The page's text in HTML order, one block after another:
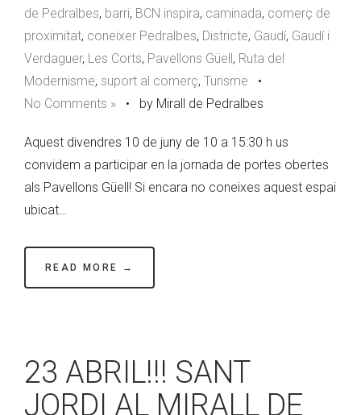
de Pedralbes, barri, BCN inspira, caminada, comerç de
proximitat, coneixer Pedralbes, Districte, Gaudí, Gaudí i
Verdaguer, Les Corts, Pavellons Güell, Ruta del
Modernisme, suport al comerç, Turisme •
No Comments » • by Mirall de Pedralbes
Aquest divendres 10 de juny de 10 a 15:30 h us
convidem a participar en la jornada de portes obertes
als Pavellons Güell! Si encara no coneixes aquest espai
ubicat…
READ MORE →
23 ABRIL!!! SANT
JORDI AL MIRALL DE